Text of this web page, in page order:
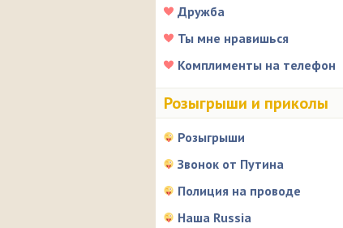
Дружба
Ты мне нравишься
Комплименты на телефон
Розыгрыши и приколы
Розыгрыши
Звонок от Путина
Полиция на проводе
Наша Russia